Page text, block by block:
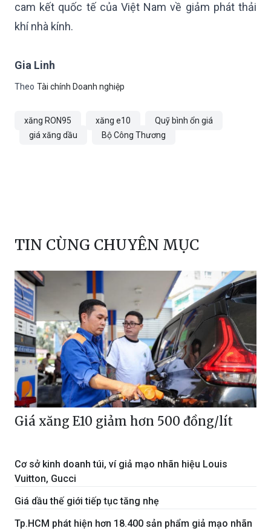
cam kết quốc tế của Việt Nam về giảm phát thải
khí nhà kính.
Gia Linh
Theo Tài chính Doanh nghiệp
xăng RON95 xăng e10
Quỹ bình ổn giá
giá xăng dầu
Bộ Công Thương
TIN CÙNG CHUYÊN MỤC
Giá xăng E10 giảm hơn 500 đồng/lít
Cơ sở kinh doanh túi, ví giả mạo nhãn hiệu Louis
Vuitton, Gucci
Giá dầu thế giới tiếp tục tăng nhẹ
Tp.HCM phát hiện hơn 18.400 sản phẩm giả mạo nhãn